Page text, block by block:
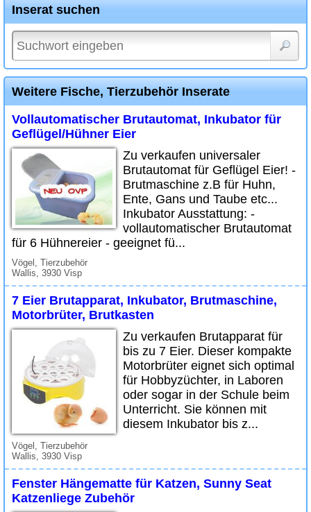
Inserat suchen
Weitere Fische, Tierzubehör Inserate
Vollautomatischer Brutautomat, Inkubator für
Geflügel/Hühner Eier
Zu verkaufen universaler
Brutautomat für Geflügel Eier! -
Brutmaschine z.B für Huhn,
Ente, Gans und Taube etc...
Inkubator Ausstattung: -
vollautomatischer Brutautomat
für 6 Hühnereier - geeignet fü...
Vögel, Tierzubehör
Wallis, 3930 Visp
7 Eier Brutapparat, Inkubator, Brutmaschine,
Motorbrüter, Brutkasten
Zu verkaufen Brutapparat für
bis zu 7 Eier. Dieser kompakte
Motorbrüter eignet sich optimal
für Hobbyzüchter, in Laboren
oder sogar in der Schule beim
Unterricht. Sie können mit
diesem Inkubator bis z...
Vögel, Tierzubehör
Wallis, 3930 Visp
Fenster Hängematte für Katzen, Sunny Seat
Katzenliege Zubehör